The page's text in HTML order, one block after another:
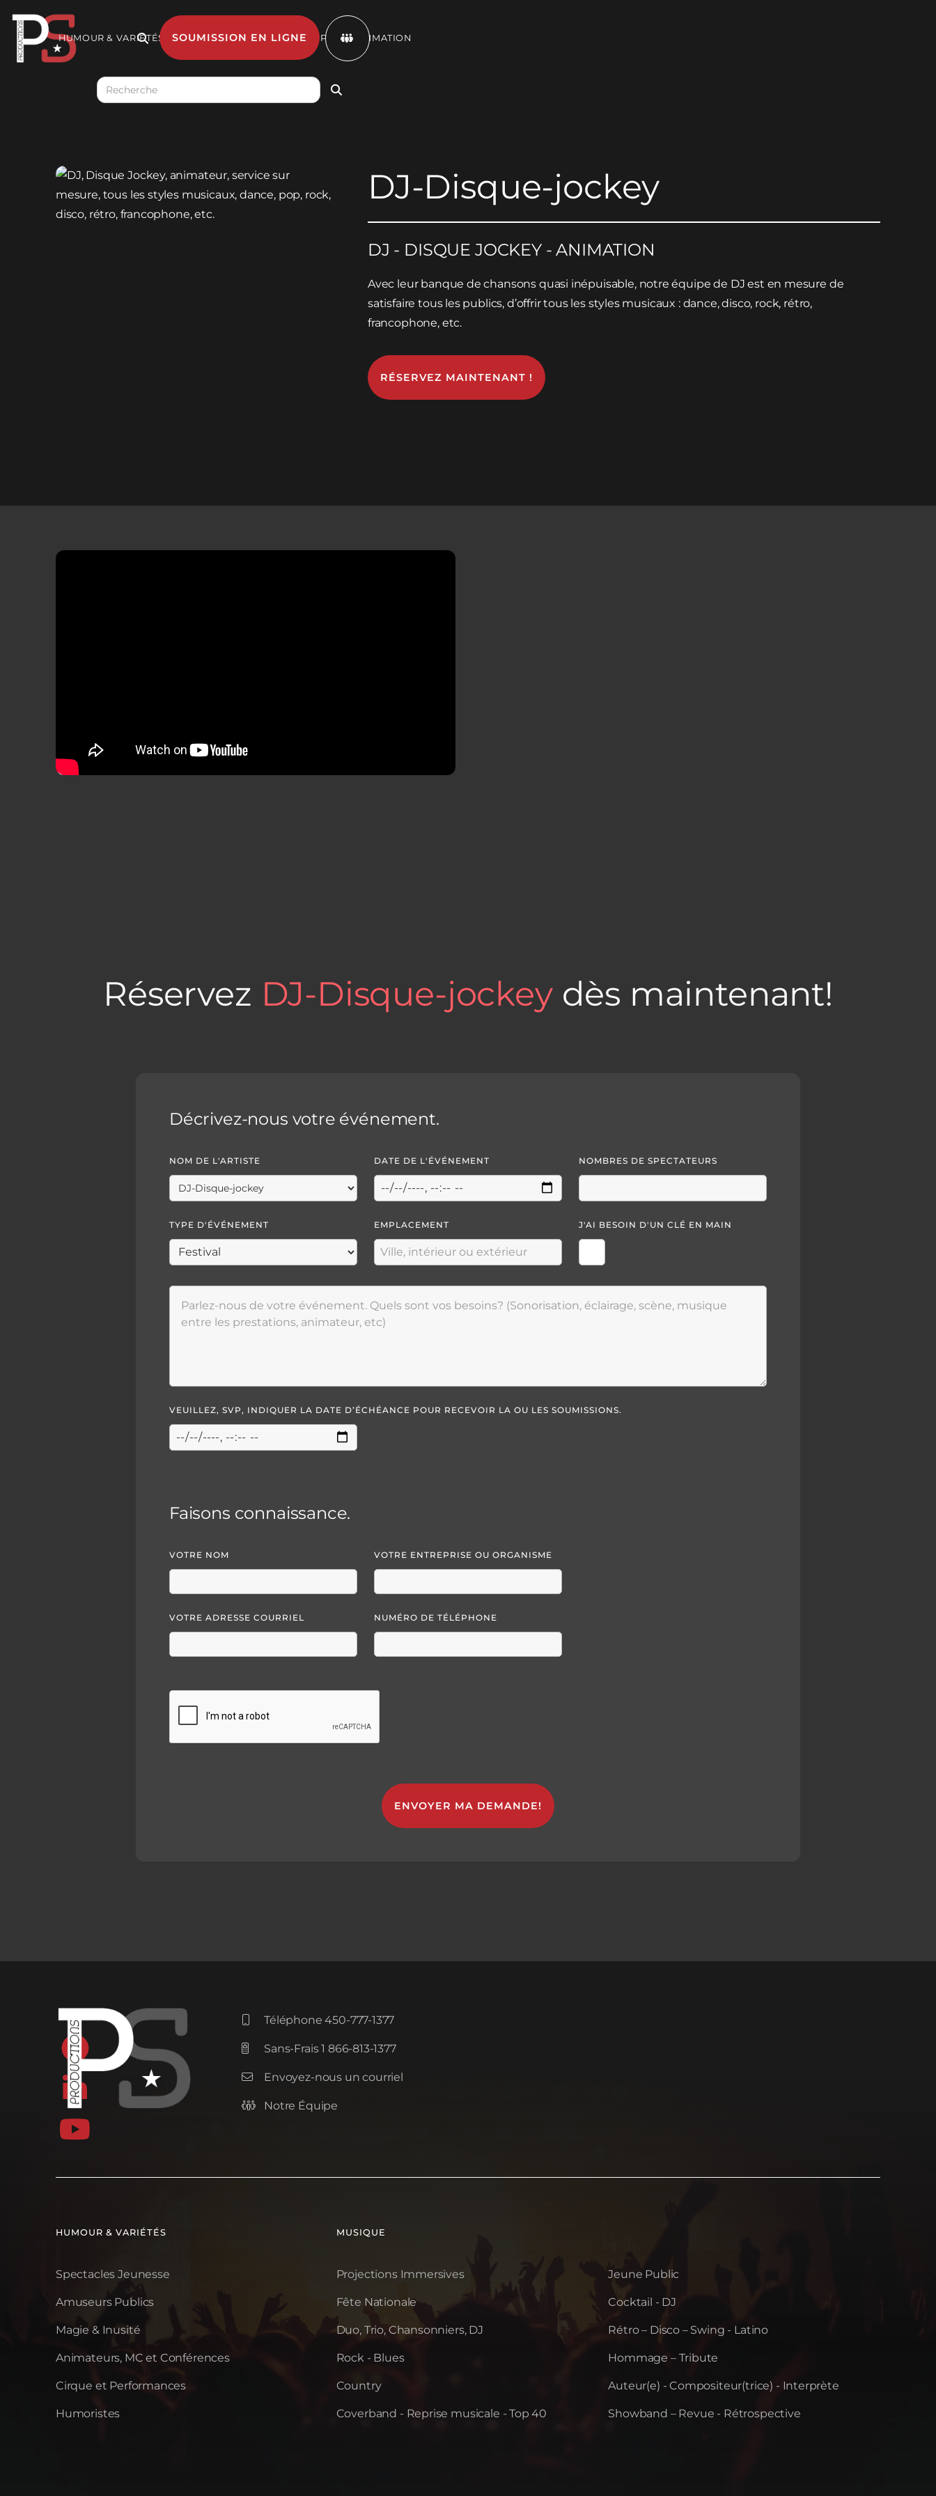
HUMOUR & VARIÉTÉS MUSIQUE GESTION ET PROGRAMMATION
 SOUMISSION EN LIGNE 
DJ-Disque-jockey
DJ - DISQUE JOCKEY - ANIMATION
Avec leur banque de chansons quasi inépuisable, notre équipe de DJ est en mesure de
satisfaire tous les publics, d’offrir tous les styles musicaux : dance, disco, rock, rétro,
francophone, etc.
RÉSERVEZ MAINTENANT !
Réservez DJ-Disque-jockey dès maintenant!
Décrivez-nous votre événement.
NOM DE L'ARTISTE DATE DE L'ÉVÉNEMENT NOMBRES DE SPECTATEURS
TYPE D'ÉVÉNEMENT EMPLACEMENT J'AI BESOIN D'UN CLÉ EN MAIN
VEUILLEZ, SVP, INDIQUER LA DATE D’ÉCHÉANCE POUR RECEVOIR LA OU LES SOUMISSIONS.
Faisons connaissance.
VOTRE NOM VOTRE ENTREPRISE OU ORGANISME
VOTRE ADRESSE COURRIEL NUMÉRO DE TÉLÉPHONE
Téléphone 450-777-1377
 Sans-Frais 1 866-813-1377
 Envoyez-nous un courriel
 Notre Équipe



HUMOUR & VARIÉTÉS
Spectacles Jeunesse
Amuseurs Publics
Magie & Inusité
Animateurs, MC et Conférences
Cirque et Performances
Humoristes
MUSIQUE
Projections Immersives Jeune Public
Fête Nationale Cocktail - DJ
Duo, Trio, Chansonniers, DJ Rétro – Disco – Swing - Latino
Rock - Blues Hommage – Tribute
Country Auteur(e) - Compositeur(trice) - Interprète
Coverband - Reprise musicale - Top 40 Showband – Revue - Rétrospective